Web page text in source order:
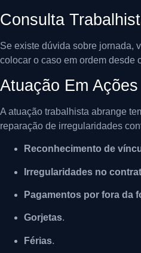
Consulta
Se existe dúvida sobre jornada,
colocar o caso em ordem desde
Atuação Em
A atuação trabalhista abrange
reparação de irregularidades
Reconhecimento de
Irregularidades no
Pagamentos por fora da
Gorjetas.
Férias.